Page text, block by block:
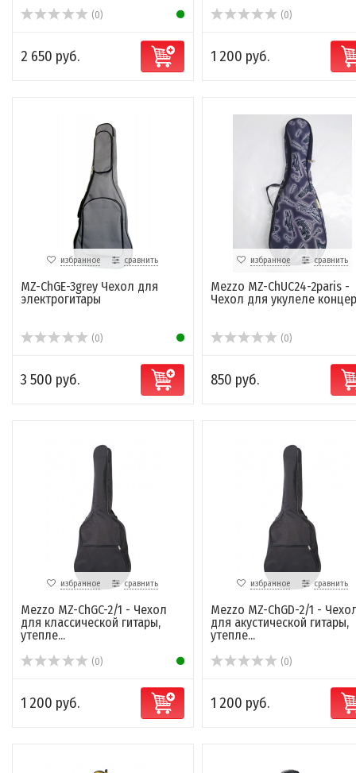
(0)
2 650 руб.
(0)
1 200 руб.
избранное сравнить
MZ-ChGE-3grey Чехол для
электрогитары
(0)
3 500 руб.
избранное сравнить
Mezzo MZ-ChUC24-2paris -
Чехол для укулеле
(0)
850 руб.
избранное сравнить
Mezzo MZ-ChGC-2/1 - Чехол
для классической гитары,
утепле...
(0)
1 200 руб.
избранное сравнить
Mezzo MZ-ChGD-2/1 -
для акустической гитары,
утепле...
(0)
1 200 руб.